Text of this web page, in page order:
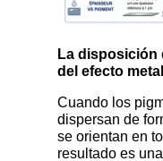
La disposición
del efecto
Cuando los
dispersan de
se orientan en
resultado es